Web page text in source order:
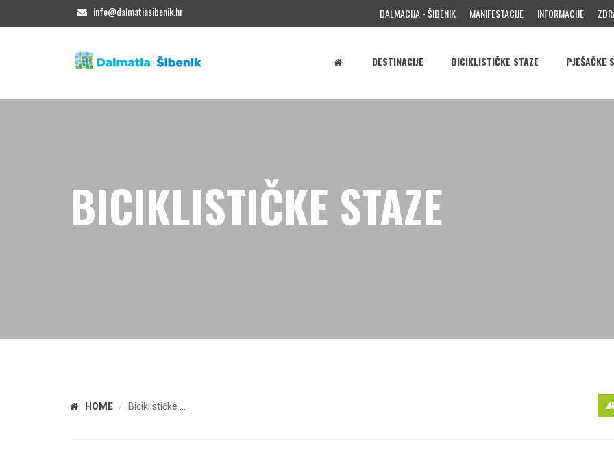
info@dalmatiasibenik.hr DALMACIJA - ŠIBENIK MANIFESTACIJE INFORMACIJE
DESTINACIJE BICIKLISTIČKE STAZE PJEŠAČKE
BICIKLISTIČKE STAZE
HOME Biciklističke ...